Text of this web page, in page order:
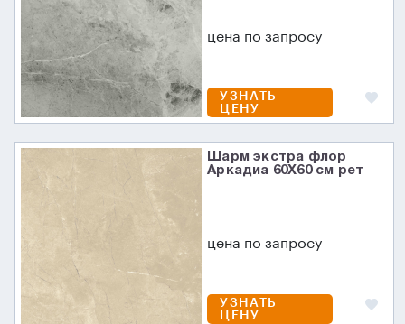
цена по запросу
УЗНАТЬ
ЦЕНУ
Шарм экстра флор
Аркадиа 60X60 см рет
цена по запросу
УЗНАТЬ
ЦЕНУ